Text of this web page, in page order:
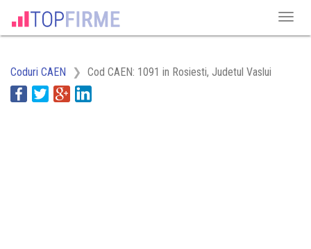
Coduri CAEN Cod CAEN: 1091 in Rosiesti, Judetul Vaslui